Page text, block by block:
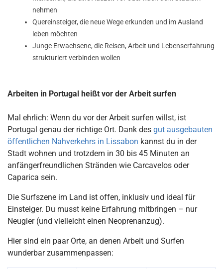
nehmen
Quereinsteiger, die neue Wege erkunden und im Ausland
leben möchten
Junge Erwachsene, die Reisen, Arbeit und Lebenserfahrung
strukturiert verbinden wollen
Arbeiten in Portugal heißt vor der Arbeit surfen
Mal ehrlich: Wenn du vor der Arbeit surfen willst, ist
Portugal genau der richtige Ort. Dank des gut ausgebauten
öffentlichen Nahverkehrs in Lissabon kannst du in der
Stadt wohnen und trotzdem in 30 bis 45 Minuten an
anfängerfreundlichen Stränden wie Carcavelos oder
Caparica sein.
Die Surfszene im Land ist offen, inklusiv und ideal für
Einsteiger. Du musst keine Erfahrung mitbringen – nur
Neugier (und vielleicht einen Neoprenanzug).
Hier sind ein paar Orte, an denen Arbeit und Surfen
wunderbar zusammenpassen: